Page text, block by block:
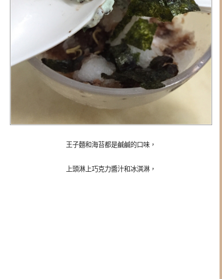
王子麵和海苔都是鹹鹹的口味，
上頭淋上巧克力醬汁和冰淇淋，